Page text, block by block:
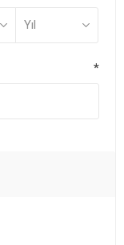
*